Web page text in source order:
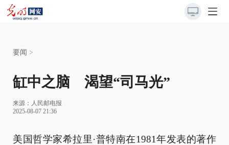
要闻 >
缸中之脑 渴望“司马光”
来源： 人民邮电报
2025-08-07 21:36
美国哲学家希拉里·普特南在1981年发表的著作